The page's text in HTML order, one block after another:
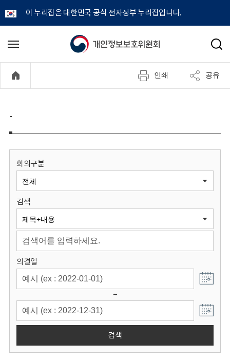
이 누리집은 대한민국 공식 전자정부 누리집입니다.
개
정
보
원
회
메
기
검
인쇄 공유
-
회의구분
검색
의결일
~
검색